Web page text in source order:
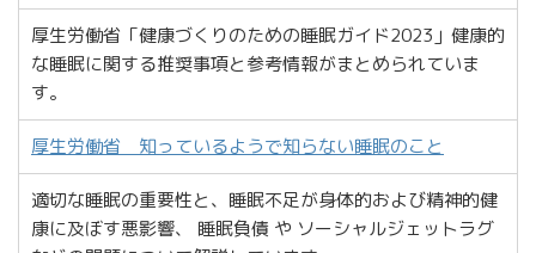
厚生労働省「健康づくりのための睡眠ガイド2023」健康的
な睡眠に関する推奨事項と参考情報がまとめられていま
す。
厚生労働省 知っているようで知らない睡眠のこと
適切な睡眠の重要性と、睡眠不足が身体的および精神的健
康に及ぼす悪影響、 睡眠負債 や ソーシャルジェットラグ